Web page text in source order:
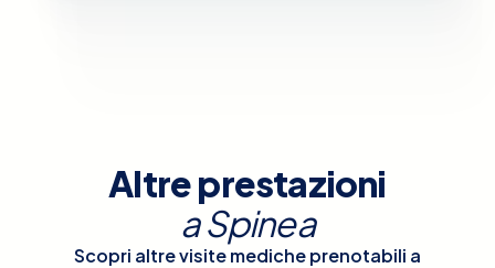
Altre prestazioni
aSpinea
Scopri altre visite mediche prenotabili a